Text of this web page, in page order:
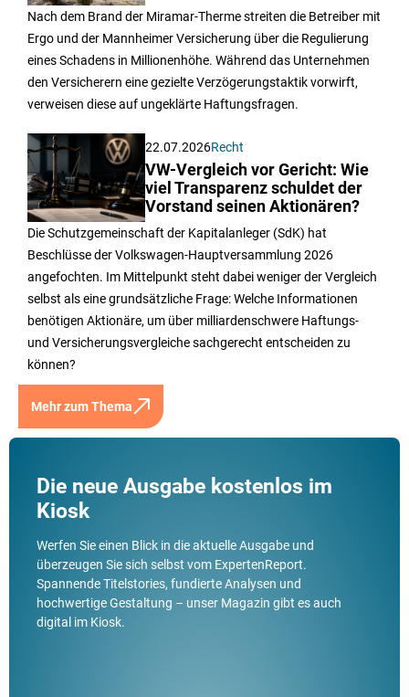
Nach dem Brand der Miramar-Therme streiten die Betreiber mit
Ergo und der Mannheimer Versicherung über die Regulierung
eines Schadens in Millionenhöhe. Während das Unternehmen
den Versicherern eine gezielte Verzögerungstaktik vorwirft,
verweisen diese auf ungeklärte Haftungsfragen.
22.07.2026Recht
VW-Vergleich vor Gericht: Wie
viel Transparenz schuldet der
Vorstand seinen Aktionären?
Die Schutzgemeinschaft der Kapitalanleger (SdK) hat
Beschlüsse der Volkswagen-Hauptversammlung 2026
angefochten. Im Mittelpunkt steht dabei weniger der Vergleich
selbst als eine grundsätzliche Frage: Welche Informationen
benötigen Aktionäre, um über milliardenschwere Haftungs-
und Versicherungsvergleiche sachgerecht entscheiden zu
können?
Mehr zum Thema
Die neue Ausgabe kostenlos im
Kiosk
Werfen Sie einen Blick in die aktuelle Ausgabe und
überzeugen Sie sich selbst vom ExpertenReport.
Spannende Titelstories, fundierte Analysen und
hochwertige Gestaltung – unser Magazin gibt es auch
digital im Kiosk.